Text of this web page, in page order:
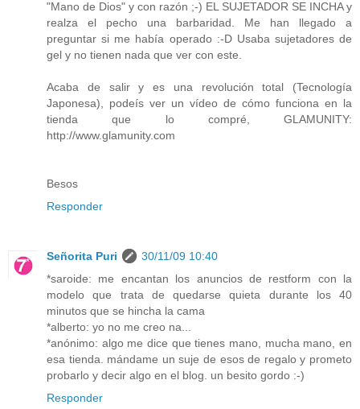
"Mano de Dios" y con razón ;-) EL SUJETADOR SE INCHA y
realza el pecho una barbaridad. Me han llegado a
preguntar si me había operado :-D Usaba sujetadores de
gel y no tienen nada que ver con este.
Acaba de salir y es una revolución total (Tecnología
Japonesa), podeís ver un vídeo de cómo funciona en la
tienda que lo compré, GLAMUNITY:
http://www.glamunity.com
Besos
Responder
Señorita Puri
30/11/09 10:40
*saroide: me encantan los anuncios de restform con la
modelo que trata de quedarse quieta durante los 40
minutos que se hincha la cama
*alberto: yo no me creo na...
*anónimo: algo me dice que tienes mano, mucha mano, en
esa tienda. mándame un suje de esos de regalo y prometo
probarlo y decir algo en el blog. un besito gordo :-)
Responder